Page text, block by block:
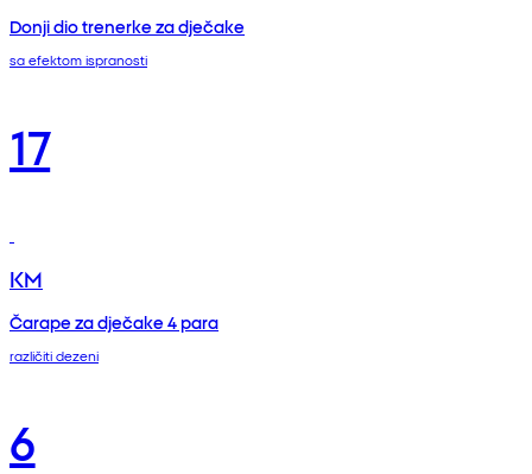
Donji dio trenerke za dječake
sa efektom ispranosti
17
KM
Čarape za dječake 4 para
različiti dezeni
6